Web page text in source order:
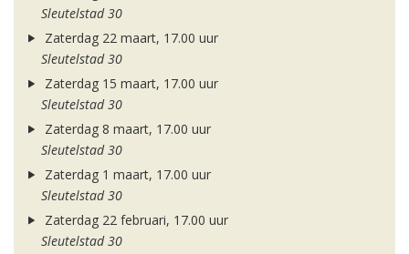
Sleutelstad 30
Zaterdag 22 maart, 17.00 uur
Sleutelstad 30
Zaterdag 15 maart, 17.00 uur
Sleutelstad 30
Zaterdag 8 maart, 17.00 uur
Sleutelstad 30
Zaterdag 1 maart, 17.00 uur
Sleutelstad 30
Zaterdag 22 februari, 17.00 uur
Sleutelstad 30